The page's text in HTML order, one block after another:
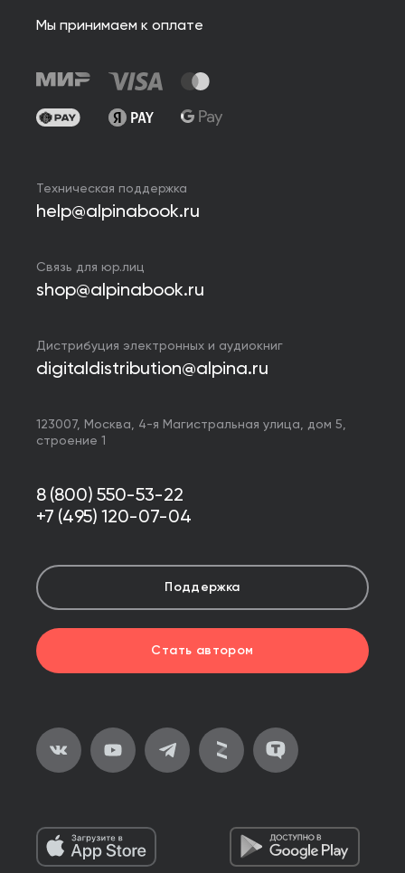
Мы принимаем к оплате
Техническая поддержка
help@alpinabook.ru
Связь для юр.лиц
shop@alpinabook.ru
Дистрибуция электронных и аудиокниг
digitaldistribution@alpina.ru
123007, Москва, 4-я Магистральная улица, дом 5,
строение 1
8 (800) 550-53-22
+7 (495) 120-07-04
Поддержка
Стать автором